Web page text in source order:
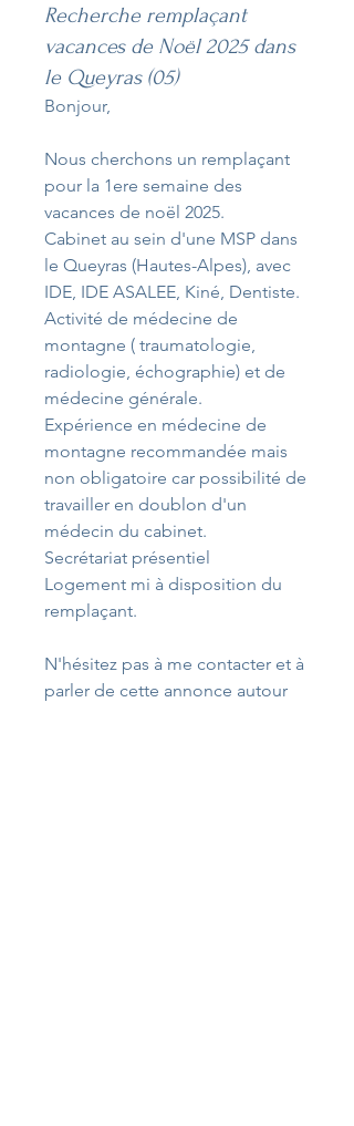
Recherche remplaçant
vacances de Noël 2025 dans
le Queyras (05)
Bonjour,
Nous cherchons un remplaçant
pour la 1ere semaine des
vacances de noël 2025.
Cabinet au sein d'une MSP dans
le Queyras (Hautes-Alpes), avec
IDE, IDE ASALEE, Kiné, Dentiste.
Activité de médecine de
montagne ( traumatologie,
radiologie, échographie) et de
médecine générale.
Expérience en médecine de
montagne recommandée mais
non obligatoire car possibilité de
travailler en doublon d'un
médecin du cabinet.
Secrétariat présentiel
Logement mi à disposition du
remplaçant.
N'hésitez pas à me contacter et à
parler de cette annonce autour